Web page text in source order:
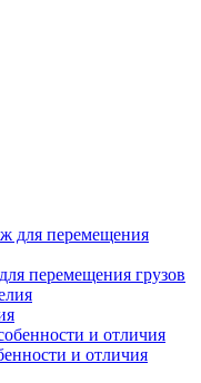
перемещения грузов
и отличия